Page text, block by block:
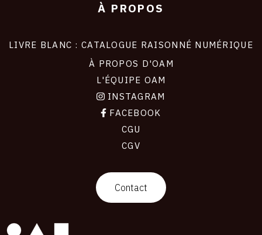
À PROPOS
LIVRE BLANC : CATALOGUE RAISONNÉ NUMÉRIQUE
À PROPOS D'OAM
L'ÉQUIPE OAM
INSTAGRAM
FACEBOOK
CGU
CGV
Contact